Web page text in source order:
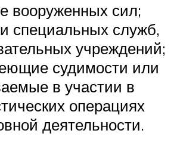
вооруженных сил;
специальных служб,
учреждений;
судимости или
в участии в
операциях
деятельности.